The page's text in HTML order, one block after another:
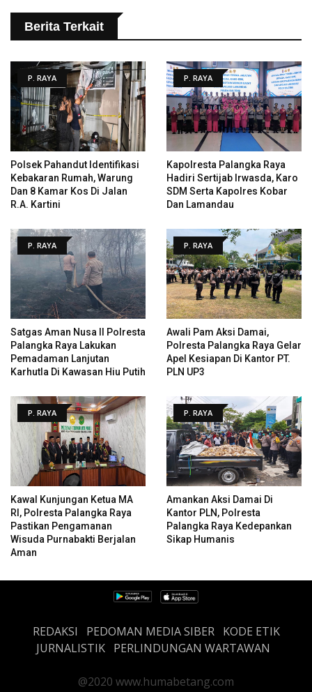
Berita Terkait
P. RAYA
Polsek Pahandut Identifikasi
Kebakaran Rumah, Warung
Dan 8 Kamar Kos Di Jalan
R.A. Kartini
P. RAYA
Kapolresta Palangka Raya
Hadiri Sertijab Irwasda, Karo
SDM Serta Kapolres Kobar
Dan Lamandau
P. RAYA
Satgas Aman Nusa II Polresta
Palangka Raya Lakukan
Pemadaman Lanjutan
Karhutla Di Kawasan Hiu Putih
P. RAYA
Awali Pam Aksi Damai,
Polresta Palangka Raya Gelar
Apel Kesiapan Di Kantor PT.
PLN UP3
P. RAYA
Kawal Kunjungan Ketua MA
RI, Polresta Palangka Raya
Pastikan Pengamanan
Wisuda Purnabakti Berjalan
Aman
P. RAYA
Amankan Aksi Damai Di
Kantor PLN, Polresta
Palangka Raya Kedepankan
Sikap Humanis
REDAKSI PEDOMAN MEDIA SIBER
KODE ETIK
JURNALISTIK PERLINDUNGAN WARTAWAN
@2020 www.humabetang.com